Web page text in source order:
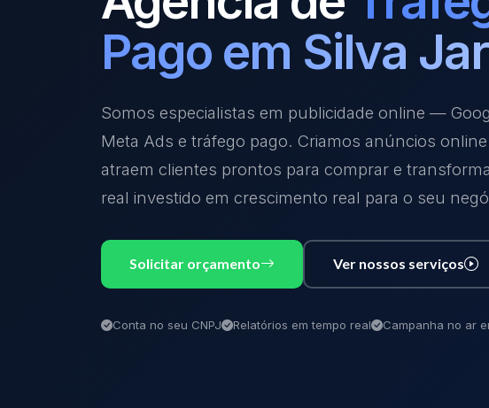
Pago em Silva
Somos especialistas em publicidade online —
Meta Ads e tráfego pago. Criamos anúncios
atraem clientes prontos para comprar e
real investido em crescimento real para o seu
Solicitar orçamento Ver nossos serviços
Conta no seu CNPJ Relatórios em tempo real Campanha no ar